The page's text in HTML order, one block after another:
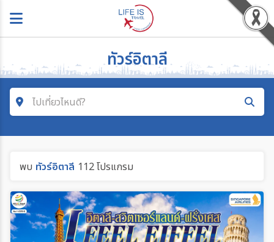
ทัวร์อิตาลี
ไปเที่ยวไหนดี?
ค้นหาประเทศ
ค้นหาสายการบิน
พบ ทัวร์อิตาลี 112 โปรแกรม